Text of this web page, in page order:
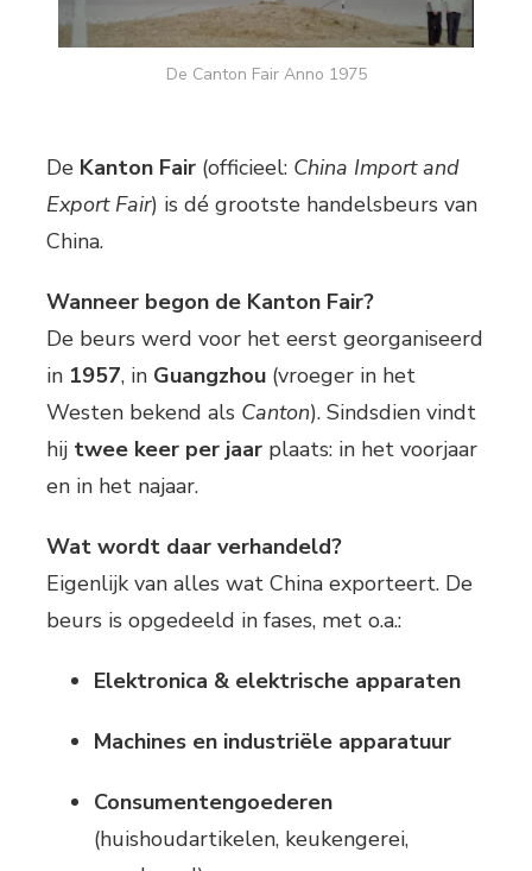
De Canton Fair Anno 1975
De Kanton Fair (officieel: China Import and
Export Fair) is dé grootste handelsbeurs van
China.
Wanneer begon de Kanton Fair?
De beurs werd voor het eerst georganiseerd
in 1957, in Guangzhou (vroeger in het
Westen bekend als Canton). Sindsdien vindt
hij twee keer per jaar plaats: in het voorjaar
en in het najaar.
Wat wordt daar verhandeld?
Eigenlijk van alles wat China exporteert. De
beurs is opgedeeld in fases, met o.a.:
Elektronica & elektrische apparaten
Machines en industriële apparatuur
Consumentengoederen
(huishoudartikelen, keukengerei,